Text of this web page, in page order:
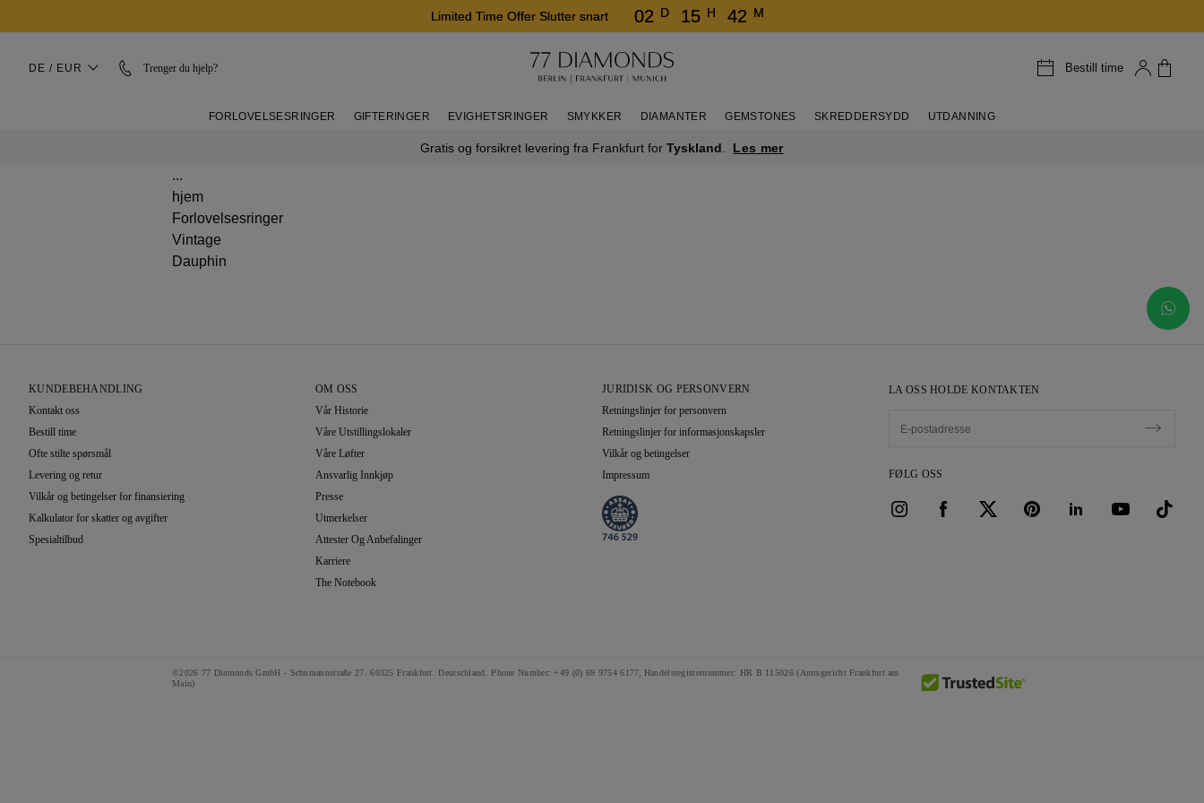
Limited Time Offer Slutter snart 02 D 15 H 42 M
DE / EUR Trenger du hjelp? Bestill time
FORLOVELSESRINGER GIFTERINGER EVIGHETSRINGER SMYKKER DIAMANTER GEMSTONES SKREDDERSYDD UTDANNING
Gratis og forsikret levering fra Frankfurt forTyskland Les mer
...
hjem
Forlovelsesringer
Vintage
Dauphin
LA OSS HOLDE KONTAKTEN
FØLG OSS
KUNDEBEHANDLING
Kontakt oss
Bestill time
Ofte stilte spørsmål
Levering og retur
Vilkår og betingelser for finansiering
Kalkulator for skatter og avgifter
Spesialtilbud
OM OSS
Vår Historie
Våre Utstillingslokaler
Våre Løfter
Ansvarlig Innkjøp
Presse
Utmerkelser
Attester Og Anbefalinger
Karriere
The Notebook
JURIDISK OG PERSONVERN
Retningslinjer for personvern
Retningslinjer for informasjonskapsler
Vilkår og betingelser
Impressum
©2026 77 Diamonds GmbH - Schumannstraße 27. 60325 Frankfurt. Deutschland. Phone Number: +49 (0) 69 9754 6177,
Handelsregisternummer: HR B 115026 (Amtsgericht Frankfurt am
Main)